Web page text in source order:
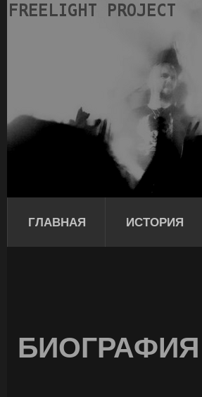
ГЛАВНАЯ ИСТОРИЯ
БИОГРАФИЯ